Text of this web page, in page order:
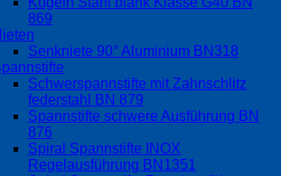
869
Senkniete 90° Aluminium BN318
Schwerspannstifte mit Zahnschlitz
federstahl BN 879
Spannstifte schwere Ausführung BN
876
Spiral Spannstifte INOX
Regelausführung BN1351